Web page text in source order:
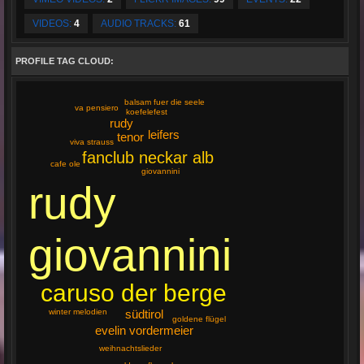
VIDEOS: 4 AUDIO TRACKS: 61
PROFILE TAG CLOUD:
rudy
giovannini
caruso der berge
fanclub neckar alb
südtirol
tenor leifers
rudy
evelin vordermeier
weihnachtslieder
koefelefest
giovannini
viva strauss
winter melodien
balsam fuer die seele
va pensiero
cafe ole
goldene flügel